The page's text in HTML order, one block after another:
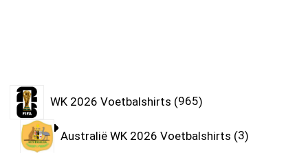
WK 2026 Voetbalshirts 965
Australië WK 2026 Voetbalshirts 3